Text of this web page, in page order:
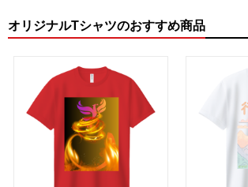
オリジナルTシャツのおすすめ商品